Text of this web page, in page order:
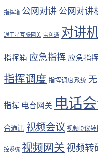
指挥箱 公网对讲 公网对讲
通卫星互联网关 宝利通 对讲
指挥箱 应急指挥 应急指
指挥调度 指挥调度系统
指挥 电台网关 电话
合通讯 视频会议 视频协议转
控系统 视频网关 视频转